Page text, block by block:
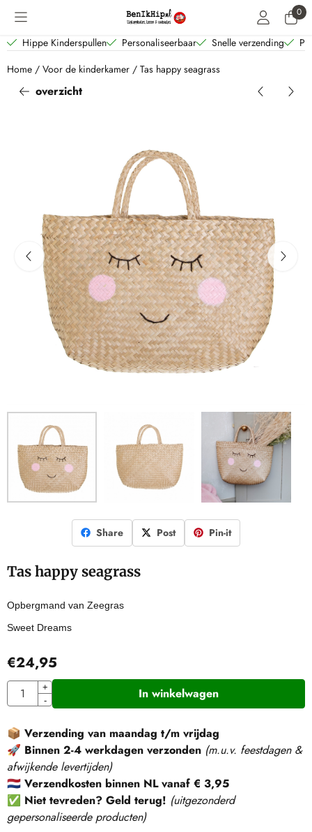
Cookievoorkeuren zijn beschikbaar. Kies instellingen of sta alle 0
Hippe Kinderspullen Personaliseerbaar Snelle verzending
Home / Voor de kinderkamer / Tas happy seagrass
overzicht
Share Post Pin-it
Tas happy seagrass
Opbergmand van Zeegras
Sweet Dreams
€24,95
Aantal
+
-
In winkelwagen
📦 Verzending van maandag t/m vrijdag
🚀 Binnen 2-4 werkdagen verzonden (m.u.v. feestdagen &
afwijkende levertijden)
🇳🇱 Verzendkosten binnen NL vanaf € 3,95
✅ Niet tevreden? Geld terug! (uitgezonderd
gepersonaliseerde producten)